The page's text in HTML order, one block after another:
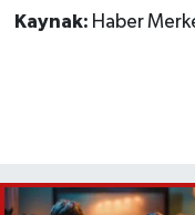
Kaynak: Haber